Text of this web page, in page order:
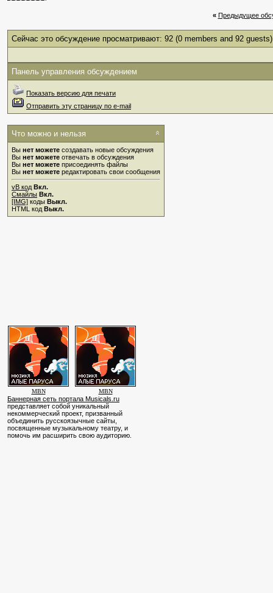
« Предыдущее
Сейчас это обсуждение просматривают: 92 (0 members and 92 guests)
Панель управления обсуждением
Показать версию для печати
Отправить эту страницу по e-mail
Что можно и нельзя
Вы нет можете создавать новые обсуждения
Вы нет можете отвечать в обсуждения
Вы нет можете присоединять файлы
Вы нет можете редактировать свои сообщения
vB код Вкл.
Смайлы Вкл.
[IMG] коды Выкл.
HTML код Выкл.
MBN MBN
Баннерная сеть портала Musicals.ru
представляет собой уникальный
некоммерческий проект, призванный
объединить русскоязычные сайты,
посвященные музыкальному театру, и
помочь им расширить свою аудиторию.